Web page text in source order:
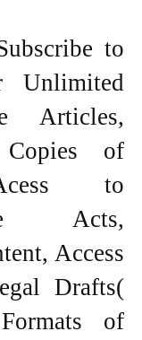
to
Unlimited
Articles,
Copies of
Acess to
Acts,
Access
Drafts(
of